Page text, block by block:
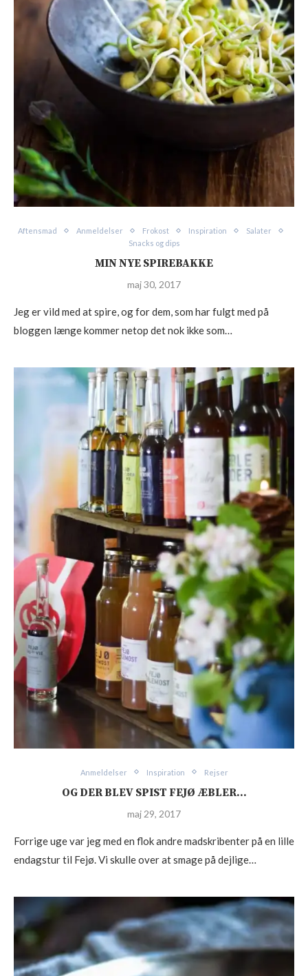
Aftensmad Anmeldelser Frokost Inspiration
Salater
Snacks og dips
MIN NYE SPIREBAKKE
maj 30, 2017
Jeg er vild med at spire, og for dem, som har fulgt med på
bloggen længe kommer netop det nok ikke som…
Anmeldelser Inspiration Rejser
OG DER BLEV SPIST FEJØ ÆBLER…
maj 29, 2017
Forrige uge var jeg med en flok andre madskribenter på en lille
endagstur til Fejø. Vi skulle over at smage på dejlige…